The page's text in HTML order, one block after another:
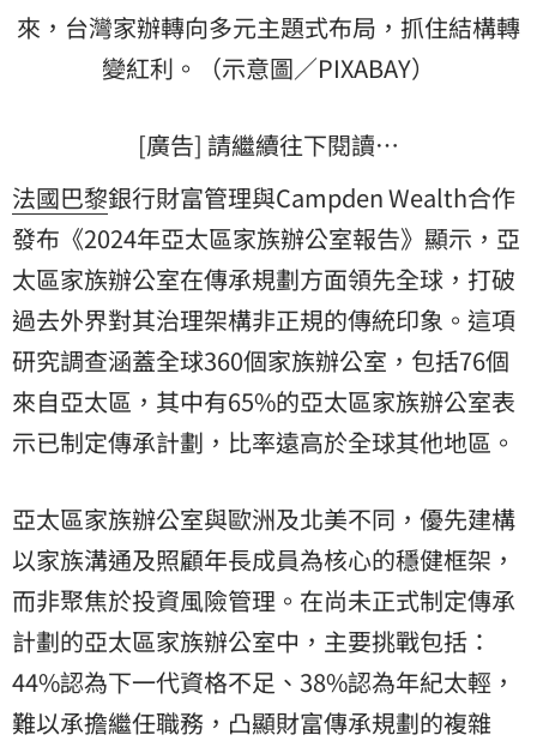
來，台灣家辦轉向多元主題式布局，抓住結構轉
變紅利。
（示意圖／PIXABAY）
[廣告] 請繼續往下閱讀…
法國巴黎銀行財富管理與Campden Wealth合作
發布《2024年亞太區家族辦公室報告》顯示，亞
太區家族辦公室在傳承規劃方面領先全球，打破
過去外界對其治理架構非正規的傳統印象。這項
研究調查涵蓋全球360個家族辦公室，包括76個
來自亞太區，其中有65%的亞太區家族辦公室表
示已制定傳承計劃，比率遠高於全球其他地區。
亞太區家族辦公室與歐洲及北美不同，優先建構
以家族溝通及照顧年長成員為核心的穩健框架，
而非聚焦於投資風險管理。在尚未正式制定傳承
計劃的亞太區家族辦公室中，主要挑戰包括：
44%認為下一代資格不足、38%認為年紀太輕，
難以承擔繼任職務，凸顯財富傳承規劃的複雜